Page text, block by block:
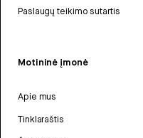
Paslaugų teikimo sutartis
Motininė įmonė
Apie mus
Tinklaraštis